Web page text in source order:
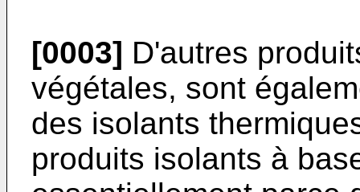
[0003] D'autres
végétales, sont
des isolants
produits isolants à